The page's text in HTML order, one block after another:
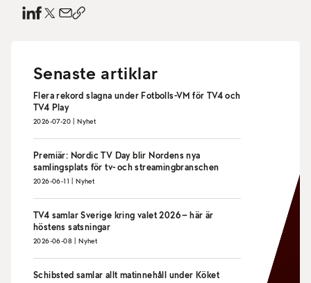
Senaste artiklar
Flera rekord slagna under Fotbolls-VM för TV4 och
TV4 Play
2026-07-20 |Nyhet
Premiär: Nordic TV Day blir Nordens nya
samlingsplats för tv- och streamingbranschen
2026-06-11 |Nyhet
TV4 samlar Sverige kring valet 2026 – här är
höstens satsningar
2026-06-08 |Nyhet
Schibsted samlar allt matinnehåll under Köket